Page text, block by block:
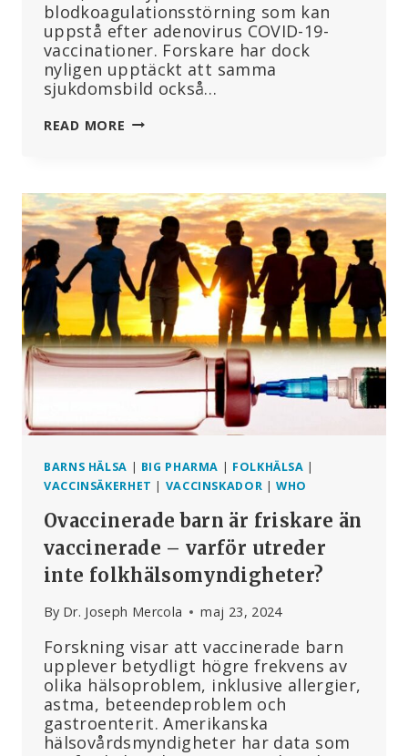
blodkoagulationsstörning som kan
uppstå efter adenovirus COVID-19-
vaccinationer. Forskare har dock
nyligen upptäckt att samma
sjukdomsbild också…
READ MORE STUDIE
ÄVEN
UTLÖSES
AV
INFEKTIONER,
MEN
INTE
COVID
BARNS HÄLSA | BIG PHARMA | FOLKHÄLSA |
VACCINSÄKERHET | VACCINSKADOR |WHO
Ovaccinerade barn är friskare än
vaccinerade – varför utreder
inte folkhälsomyndigheter?
By Dr. Joseph Mercola maj 23, 2024
Forskning visar att vaccinerade barn
upplever betydligt högre frekvens av
olika hälsoproblem, inklusive allergier,
astma, beteendeproblem och
gastroenterit. Amerikanska
hälsovårdsmyndigheter har data som